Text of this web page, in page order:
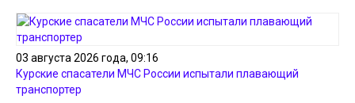
03 августа 2026 года, 09:16
Курские спасатели МЧС России испытали плавающий
транспортер